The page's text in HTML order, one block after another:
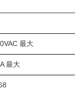
最大
最大